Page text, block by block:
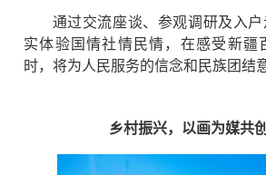
通过交流座谈、参观调研及入
实体验国情社情民情，在感受新疆
时，将为人民服务的信念和民族团结
乡村振兴，以画为媒共